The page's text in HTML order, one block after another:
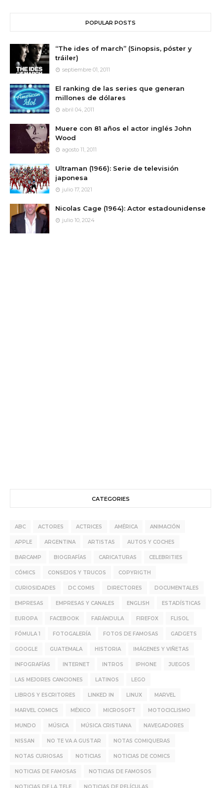
POPULAR POSTS
“The ides of march” (Sinopsis, póster y
tráiler)
septiembre 01, 2011
El ranking de las series que generan
millones de dólares
abril 04, 2011
Muere con 81 años el actor inglés John
Wood
agosto 11, 2011
Ultraman (1966): Serie de televisión
japonesa
julio 17, 2021
Nicolas Cage (1964): Actor estadounidense
julio 10, 2024
CATEGORIES
ABC ACTORES ACTRICES AMÉRICA ANIMACIÓN
APPLE ARGENTINA ARTISTAS AUTOS Y COCHES
BARCAMP BIOGRAFÍAS CARICATURAS CELEBRITIES
CÓMICS CONSEJOS Y TRUCOS COPYRIGTH
CURIOSIDADES DC COMIS DIRECTORES DOCUMENTALES
EMPRESAS EMPRESAS Y CANALES ENGLISH ESTADÍSTICAS
EUROPA FACEBOOK FARÁNDULA FIREFOX FLISOL
FÓMULA 1 FOTOGALERÍA FOTOS DE FAMOSAS GADGETS
GOOGLE GUATEMALA HISTORIA IMÁGENES Y VIÑETAS
INFOGRAFÍAS INTERNET INTROS IPHONE JUEGOS
LAS MEJORES CANCIONES LATINOS LEGO
LIBROS Y ESCRITORES LINKED IN LINUX MARVEL
MARVEL COMICS MÉXICO MICROSOFT MOTOCICLISMO
MUNDO MÚSICA MÚSICA CRISTIANA NAVEGADORES
NISSAN NO TE VA A GUSTAR NOTAS COMIQUERAS
NOTAS CURIOSAS NOTICIAS NOTICIAS DE COMICS
NOTICIAS DE FAMOSAS NOTICIAS DE FAMOSOS